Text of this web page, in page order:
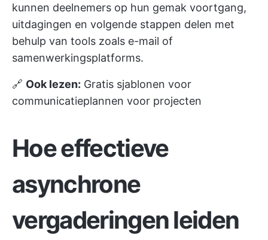
kunnen deelnemers op hun gemak voortgang,
uitdagingen en volgende stappen delen met
behulp van tools zoals e-mail of
samenwerkingsplatforms.
🔗 Ook lezen: Gratis sjablonen voor
communicatieplannen voor projecten
Hoe effectieve
asynchrone
vergaderingen leiden